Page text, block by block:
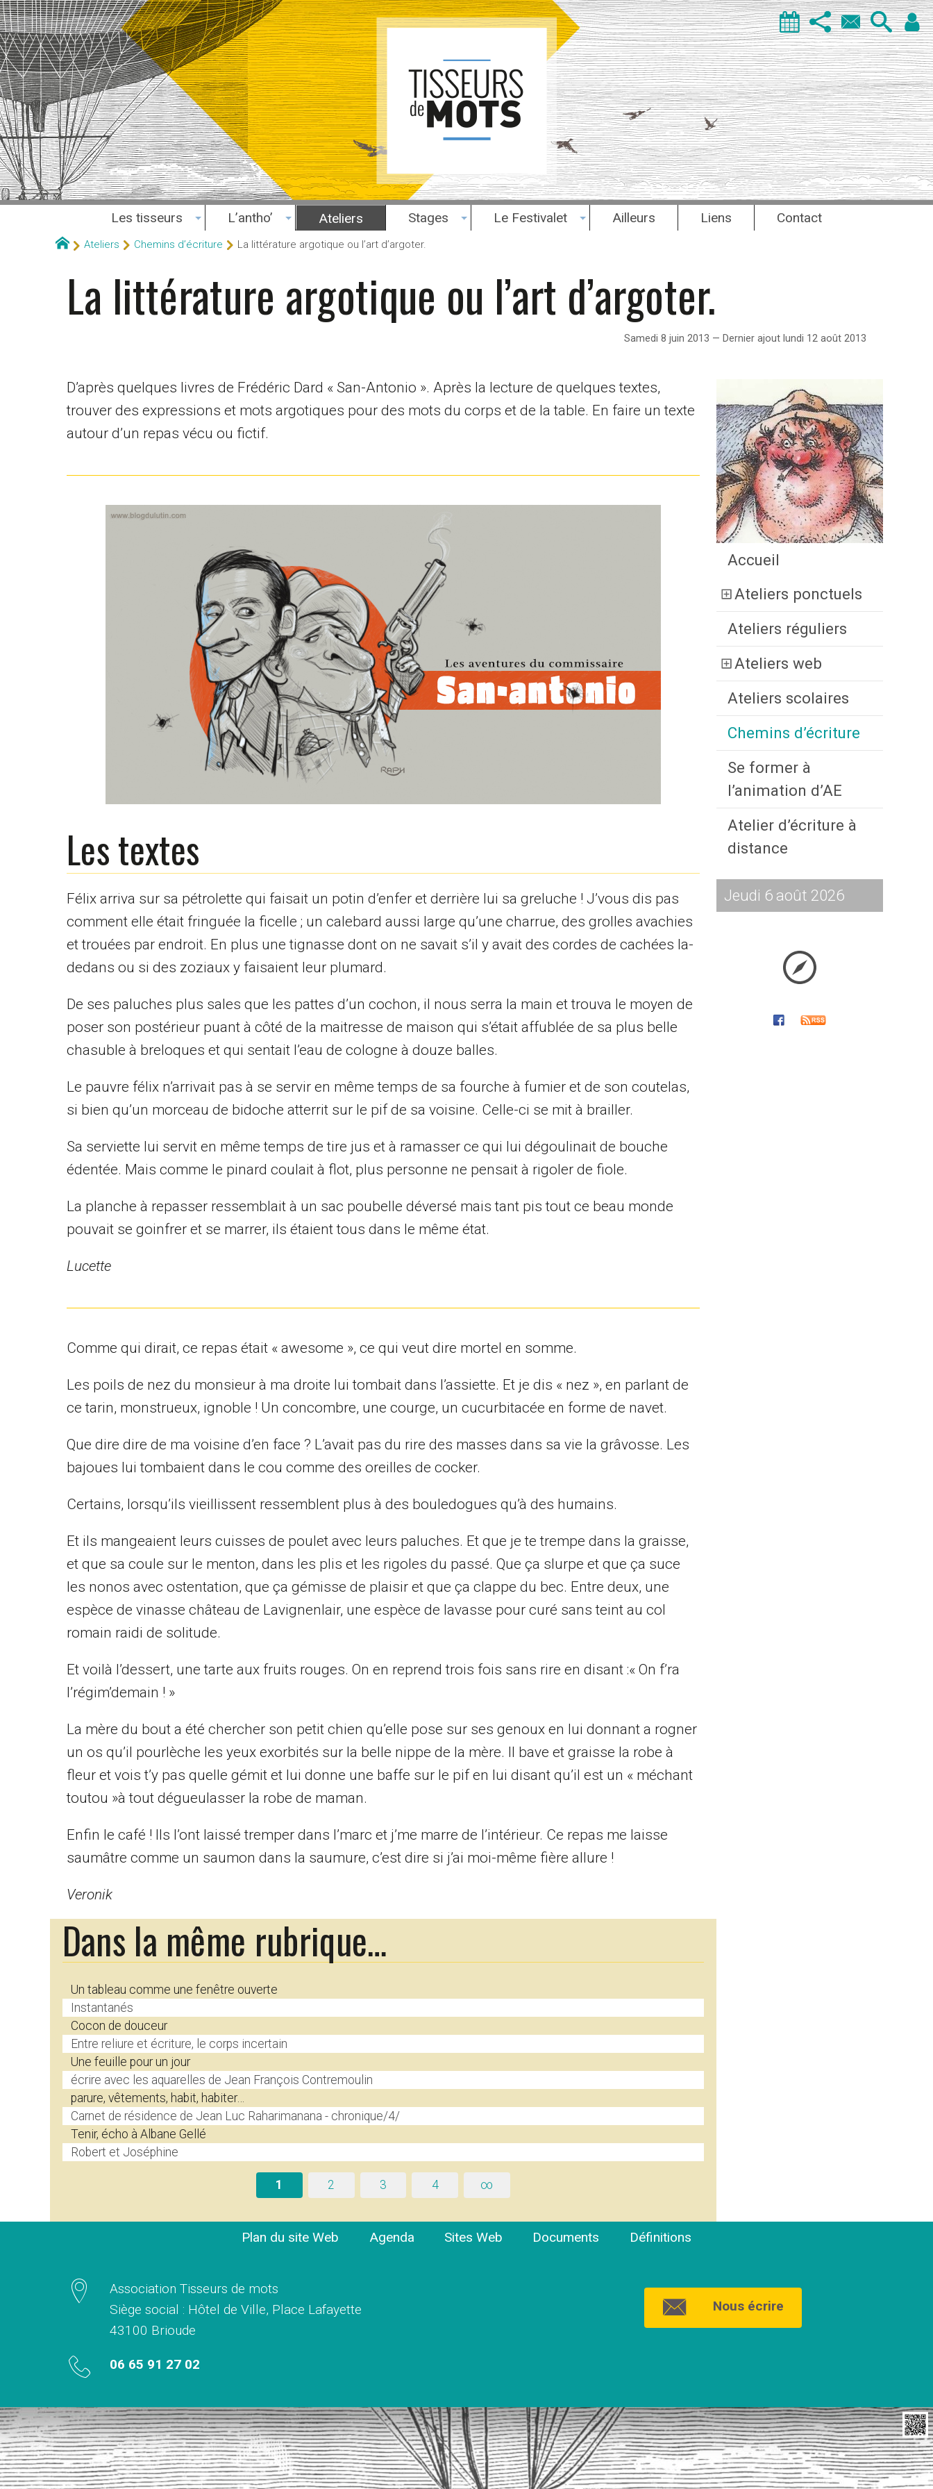
Les tisseurs L’antho’ Ateliers Stages Le Festivalet Ailleurs Liens Contact
Ateliers Chemins d’écriture La littérature argotique ou l’art d’argoter.
La littérature argotique ou l’art d’argoter.
Samedi 8 juin 2013 — Dernier ajout lundi 12 août 2013
D’après quelques livres de Frédéric Dard « San-Antonio ». Après la lecture de quelques textes,
trouver des expressions et mots argotiques pour des mots du corps et de la table. En faire un texte
autour d’un repas vécu ou fictif.
Les textes
Félix arriva sur sa pétrolette qui faisait un potin d’enfer et derrière lui sa greluche ! J’vous dis pas
comment elle était fringuée la ficelle ; un calebard aussi large qu’une charrue, des grolles avachies
et trouées par endroit. En plus une tignasse dont on ne savait s’il y avait des cordes de cachées la-
dedans ou si des zoziaux y faisaient leur plumard.
De ses paluches plus sales que les pattes d’un cochon, il nous serra la main et trouva le moyen de
poser son postérieur puant à côté de la maitresse de maison qui s’était affublée de sa plus belle
chasuble à breloques et qui sentait l’eau de cologne à douze balles.
Le pauvre félix n’arrivait pas à se servir en même temps de sa fourche à fumier et de son coutelas,
si bien qu’un morceau de bidoche atterrit sur le pif de sa voisine. Celle-ci se mit à brailler.
Sa serviette lui servit en même temps de tire jus et à ramasser ce qui lui dégoulinait de bouche
édentée. Mais comme le pinard coulait à flot, plus personne ne pensait à rigoler de fiole.
La planche à repasser ressemblait à un sac poubelle déversé mais tant pis tout ce beau monde
pouvait se goinfrer et se marrer, ils étaient tous dans le même état.
Lucette
Comme qui dirait, ce repas était « awesome », ce qui veut dire mortel en somme.
Les poils de nez du monsieur à ma droite lui tombait dans l’assiette. Et je dis « nez », en parlant de
ce tarin, monstrueux, ignoble ! Un concombre, une courge, un cucurbitacée en forme de navet.
Que dire dire de ma voisine d’en face ? L’avait pas du rire des masses dans sa vie la grâvosse. Les
bajoues lui tombaient dans le cou comme des oreilles de cocker.
Certains, lorsqu’ils vieillissent ressemblent plus à des bouledogues qu’à des humains.
Et ils mangeaient leurs cuisses de poulet avec leurs paluches. Et que je te trempe dans la graisse,
et que sa coule sur le menton, dans les plis et les rigoles du passé. Que ça slurpe et que ça suce
les nonos avec ostentation, que ça gémisse de plaisir et que ça clappe du bec. Entre deux, une
espèce de vinasse château de Lavignenlair, une espèce de lavasse pour curé sans teint au col
romain raidi de solitude.
Et voilà l’dessert, une tarte aux fruits rouges. On en reprend trois fois sans rire en disant :« On f’ra
l’régim’demain ! »
La mère du bout a été chercher son petit chien qu’elle pose sur ses genoux en lui donnant a rogner
un os qu’il pourlèche les yeux exorbités sur la belle nippe de la mère. Il bave et graisse la robe à
fleur et vois t’y pas quelle gémit et lui donne une baffe sur le pif en lui disant qu’il est un « méchant
toutou »à tout dégueulasser la robe de maman.
Enfin le café ! Ils l’ont laissé tremper dans l’marc et j’me marre de l’intérieur. Ce repas me laisse
saumâtre comme un saumon dans la saumure, c’est dire si j’ai moi-même fière allure !
Veronik
Dans la même rubrique…
Un tableau comme une fenêtre ouverte
Instantanés
Cocon de douceur
Entre reliure et écriture, le corps incertain
Une feuille pour un jour
écrire avec les aquarelles de Jean François Contremoulin
parure, vêtements, habit, habiter…
Carnet de résidence de Jean Luc Raharimanana - chronique/4/
Tenir, écho à Albane Gellé
Robert et Joséphine
1 2 3 4 ∞
Accueil
Ateliers ponctuels
Ateliers réguliers
Ateliers web
Ateliers scolaires
Chemins d’écriture
Se former à
l’animation d’AE
Atelier d’écriture à
distance
Jeudi 6 août 2026
Plan du site Web Agenda Sites Web Documents Définitions
Association Tisseurs de mots
Siège social : Hôtel de Ville, Place Lafayette
43100 Brioude
06 65 91 27 02
Nous écrire